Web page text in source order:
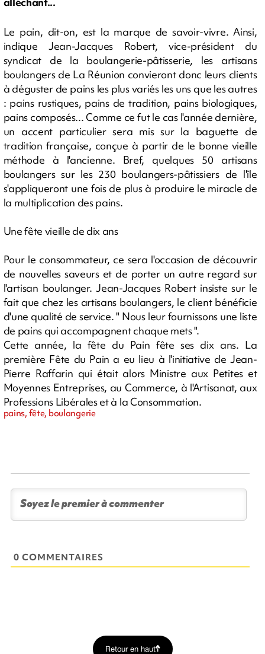
Le pain, dit-on, est la marque de savoir-vivre. Ainsi,
indique Jean-Jacques Robert, vice-président du
syndicat de la boulangerie-pâtisserie, les artisans
boulangers de La Réunion convieront donc leurs clients
à déguster de pains les plus variés les uns que les autres
: pains rustiques, pains de tradition, pains biologiques,
pains composés... Comme ce fut le cas l'année dernière,
un accent particulier sera mis sur la baguette de
tradition française, conçue à partir de le bonne vieille
méthode à l'ancienne. Bref, quelques 50 artisans
boulangers sur les 230 boulangers-pâtissiers de l'île
s'appliqueront une fois de plus à produire le miracle de
la multiplication des pains.
Une fête vieille de dix ans
Pour le consommateur, ce sera l'occasion de découvrir
de nouvelles saveurs et de porter un autre regard sur
l'artisan boulanger. Jean-Jacques Robert insiste sur le
fait que chez les artisans boulangers, le client bénéficie
d'une qualité de service. " Nous leur fournissons une liste
de pains qui accompagnent chaque mets ".
Cette année, la fête du Pain fête ses dix ans. La
première Fête du Pain a eu lieu à l'initiative de Jean-
Pierre Raffarin qui était alors Ministre aux Petites et
Moyennes Entreprises, au Commerce, à l'Artisanat, aux
Professions Libérales et à la Consommation.
pains, fête, boulangerie
0 COMMENTAIRES
Retour en haut